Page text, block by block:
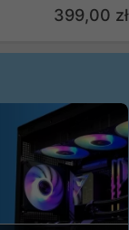
399,00 zł